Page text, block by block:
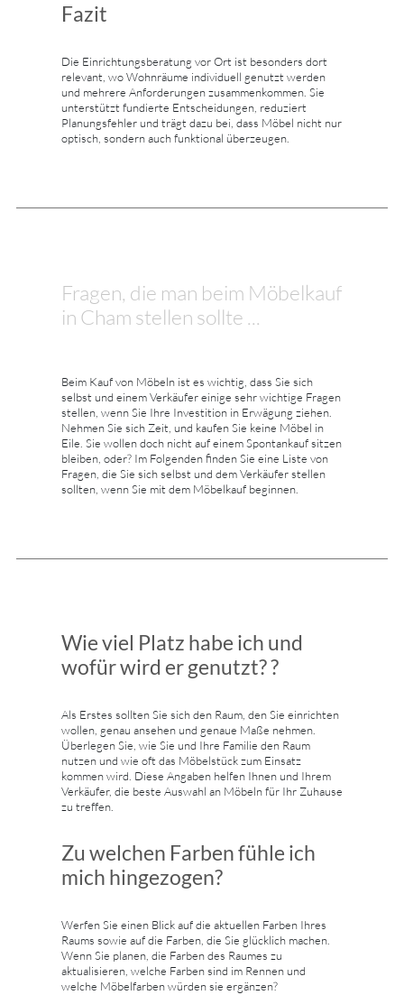
Fazit
Die Einrichtungsberatung vor Ort ist besonders dort
relevant, wo Wohnräume individuell genutzt werden
und mehrere Anforderungen zusammenkommen. Sie
unterstützt fundierte Entscheidungen, reduziert
Planungsfehler und trägt dazu bei, dass Möbel nicht nur
optisch, sondern auch funktional überzeugen.
Fragen, die man beim Möbelkauf
in Cham stellen sollte ...
Beim Kauf von Möbeln ist es wichtig, dass Sie sich
selbst und einem Verkäufer einige sehr wichtige Fragen
stellen, wenn Sie Ihre Investition in Erwägung ziehen.
Nehmen Sie sich Zeit, und kaufen Sie keine Möbel in
Eile. Sie wollen doch nicht auf einem Spontankauf sitzen
bleiben, oder? Im Folgenden finden Sie eine Liste von
Fragen, die Sie sich selbst und dem Verkäufer stellen
sollten, wenn Sie mit dem Möbelkauf beginnen.
Wie viel Platz habe ich und
wofür wird er genutzt? ?
Als Erstes sollten Sie sich den Raum, den Sie einrichten
wollen, genau ansehen und genaue Maße nehmen.
Überlegen Sie, wie Sie und Ihre Familie den Raum
nutzen und wie oft das Möbelstück zum Einsatz
kommen wird. Diese Angaben helfen Ihnen und Ihrem
Verkäufer, die beste Auswahl an Möbeln für Ihr Zuhause
zu treffen.
Zu welchen Farben fühle ich
mich hingezogen?
Werfen Sie einen Blick auf die aktuellen Farben Ihres
Raums sowie auf die Farben, die Sie glücklich machen.
Wenn Sie planen, die Farben des Raumes zu
aktualisieren, welche Farben sind im Rennen und
welche Möbelfarben würden sie ergänzen?